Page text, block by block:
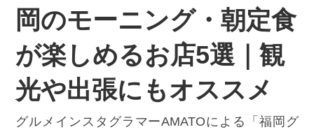
岡のモーニング・朝定食
が楽しめるお店5選｜観
光や出張にもオススメ
グルメインスタグラマーAMATOによる「福岡グ